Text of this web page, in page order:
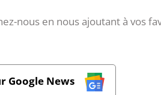
nous en nous ajoutant à vos
Google News